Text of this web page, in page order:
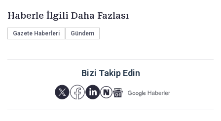
Haberle İlgili Daha Fazlası
Gazete Haberleri Gündem
Bizi Takip Edin